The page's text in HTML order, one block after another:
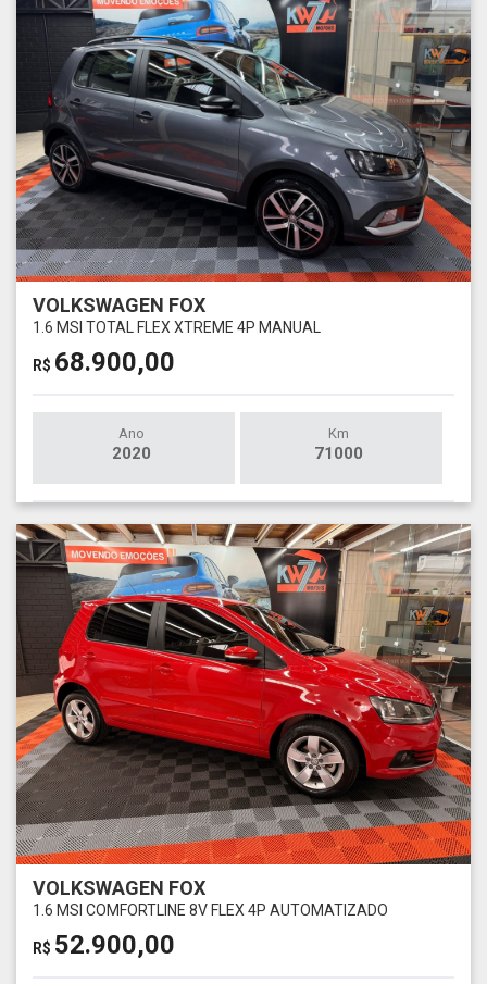
VOLKSWAGEN FOX
1.6 MSI TOTAL FLEX XTREME 4P MANUAL
R$ 68.900,00
Ano
2020
Km
71000
VOLKSWAGEN FOX
1.6 MSI COMFORTLINE 8V FLEX 4P AUTOMATIZADO
R$ 52.900,00